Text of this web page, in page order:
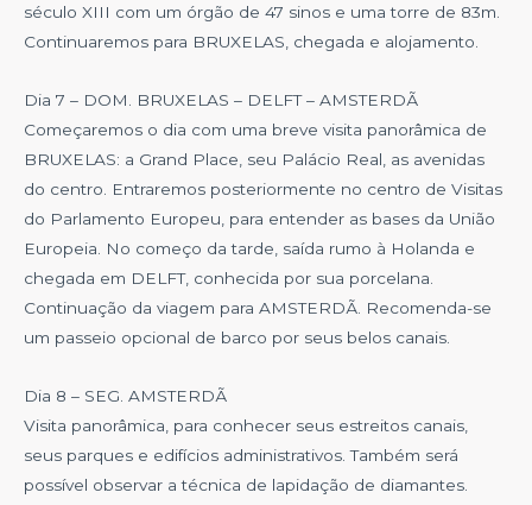
século XIII com um órgão de 47 sinos e uma torre de 83m.
Continuaremos para BRUXELAS, chegada e alojamento.
Dia 7 – DOM. BRUXELAS – DELFT – AMSTERDÃ
Começaremos o dia com uma breve visita panorâmica de
BRUXELAS: a Grand Place, seu Palácio Real, as avenidas
do centro. Entraremos posteriormente no centro de Visitas
do Parlamento Europeu, para entender as bases da União
Europeia. No começo da tarde, saída rumo à Holanda e
chegada em DELFT, conhecida por sua porcelana.
Continuação da viagem para AMSTERDÃ. Recomenda-se
um passeio opcional de barco por seus belos canais.
Dia 8 – SEG. AMSTERDÃ
Visita panorâmica, para conhecer seus estreitos canais,
seus parques e edifícios administrativos. Também será
possível observar a técnica de lapidação de diamantes.